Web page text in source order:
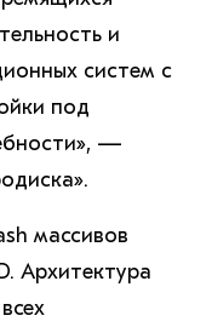
и
систем с
под
—
массивов
Архитектура